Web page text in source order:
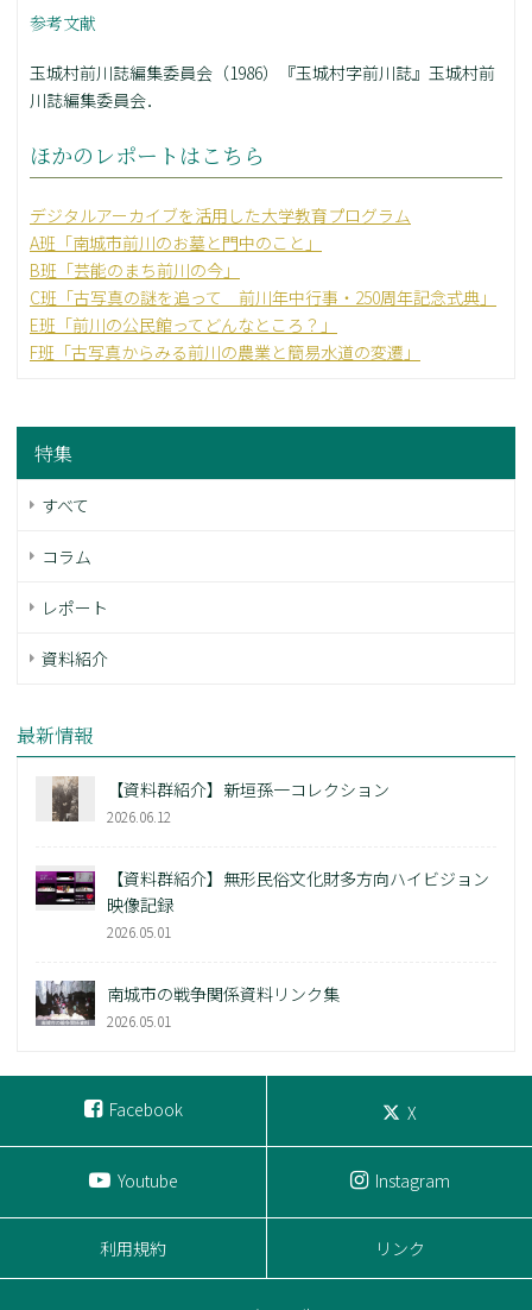
参考文献
玉城村前川誌編集委員会（1986）『玉城村字前川誌』玉城村前
川誌編集委員会．
ほかのレポートはこちら
デジタルアーカイブを活用した大学教育プログラム
A班「南城市前川のお墓と門中のこと」
B班「芸能のまち前川の今」
C班「古写真の謎を追って 前川年中行事・250周年記念式典」
E班「前川の公民館ってどんなところ？」
F班「古写真からみる前川の農業と簡易水道の変遷」
特集
すべて
コラム
レポート
資料紹介
最新情報
【資料群紹介】新垣孫一コレクション
2026.06.12
【資料群紹介】無形民俗文化財多方向ハイビジョン
映像記録
2026.05.01
南城市の戦争関係資料リンク集
2026.05.01
Facebook X
Youtube Instagram
利用規約 リンク